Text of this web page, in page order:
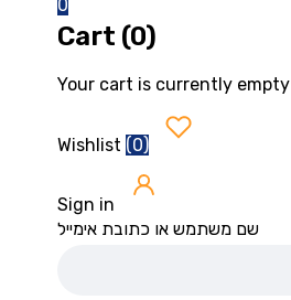
0
Cart (0)
Your cart is currently empty
(0)
שם משתמש או כתובת אימייל